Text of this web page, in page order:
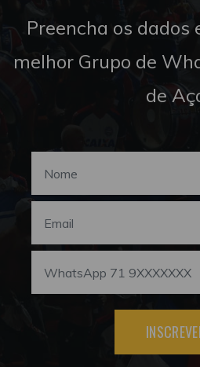
Preencha os dados
melhor Grupo de
de